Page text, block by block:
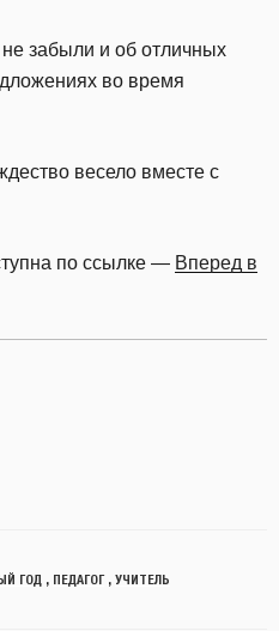
забыли и об отличных
во время
весело вместе с
по ссылке — Вперед в
ГОД , ПЕДАГОГ, УЧИТЕЛЬ